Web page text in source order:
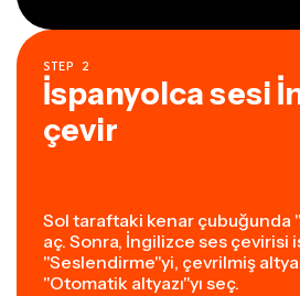
STEP 2
İspanyolca sesi
çevir
Sol taraftaki kenar çubuğunda "
aç. Sonra, İngilizce ses çevirisi
"Seslendirme"yi, çevrilmiş
"Otomatik altyazı"yı seç.